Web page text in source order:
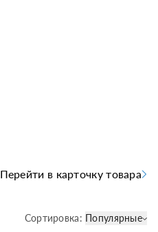
Перейти в карточку товара
Сортировка: Популярные